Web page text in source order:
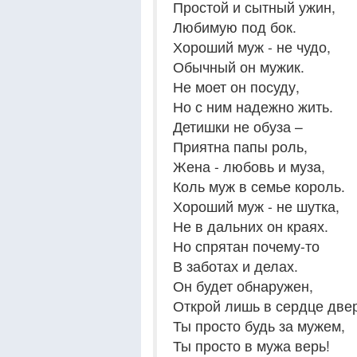
Простой и сытный ужин,
Любимую под бок.
Хороший муж - не чудо,
Обычный он мужик.
Не моет он посуду,
Но с ним надежно жить.
Детишки не обуза –
Приятна папы роль,
Жена - любовь и муза,
Коль муж в семье король.
Хороший муж - не шутка,
Не в дальних он краях.
Но спрятан почему-то
В заботах и делах.
Он будет обнаружен,
Открой лишь в сердце
Ты просто будь за мужем,
Ты просто в мужа верь!